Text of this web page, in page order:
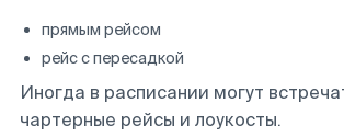
прямым рейсом
рейс с пересадкой
Иногда в расписании могут
чартерные рейсы и лоукосты.